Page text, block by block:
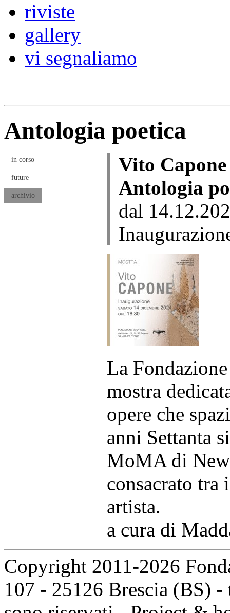
riviste
gallery
vi segnaliamo
Antologia poetica
in corso
future
archivio
Vito Capone
Antologia
dal
La
mostra
opere che
anni Settanta
MoMA di
consacrato
artista.
a cura di
Copyright 2011-2026
107 - 25126 Brescia (BS)